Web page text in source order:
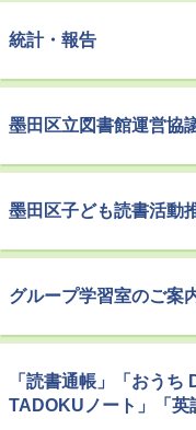
統計・報告
墨田区立図書館運営協
墨田区子ども読書活動
グループ学習室のご案
「読書通帳」「おう
TADOKUノート」「英